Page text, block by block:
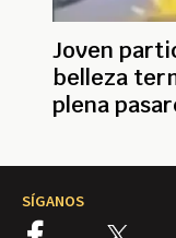
Joven
belleza
plena
SÍGANOS